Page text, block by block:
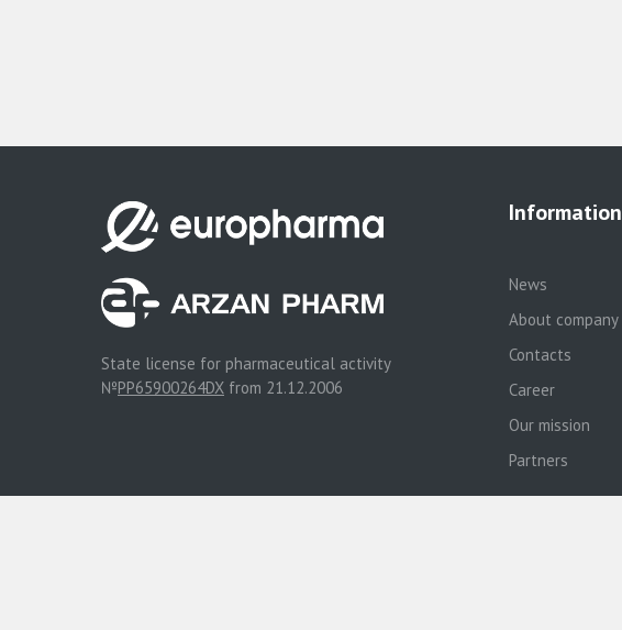
State license for pharmaceutical activity
№PP65900264DX from 21.12.2006
Information
News
About company
Contacts
Career
Our mission
Partners